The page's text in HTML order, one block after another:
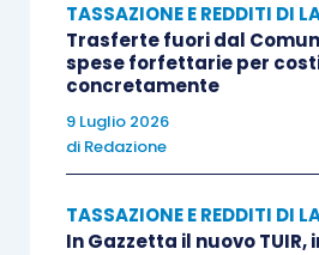
TASSAZIONE E REDDITI DI
Trasferte fuori dal
spese forfettarie per
concretamente
9 Luglio 2026
di Redazione
TASSAZIONE E REDDITI DI
In Gazzetta il nuovo TUIR,